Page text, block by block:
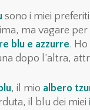
sono i miei
ma vagare per
blu e azzurre. Ho
dopo l’altra,
, il mio albero
il blu dei miei